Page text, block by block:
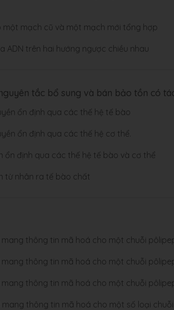
một mạch cũ và một mạch mới tổng hợp
ADN trên hai hướng ngược chiều nhau
tắc bổ sung và bán bảo tồn có
ổn định qua các thế hệ tế bào
ổn định qua các thế hệ cơ thể.
định qua các thế hệ tế bào và cơ thể
từ nhân ra tế bào chất
thông tin mã hoá cho một chuỗi
thông tin mã hoá cho một chuỗi
thông tin mã hoá cho một chuỗi
thông tin mã hoá cho một số loại